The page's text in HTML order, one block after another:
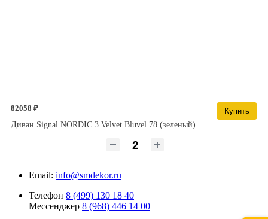
82058 ₽
Купить
Диван Signal NORDIC 3 Velvet Bluvel 78 (зеленый)
Email: info@smdekor.ru
Телефон 8 (499) 130 18 40
Мессенджер 8 (968) 446 14 00